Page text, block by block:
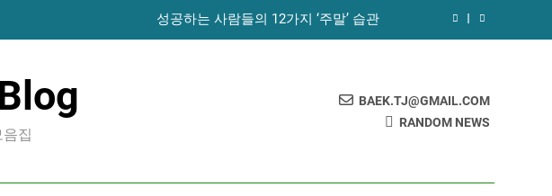
성공하는 사람들의 12가지 ‘주말’ 습관
휴게소에서 있었던 일
집
BAEK.TJ@GMAIL.COM
RANDOM NEWS